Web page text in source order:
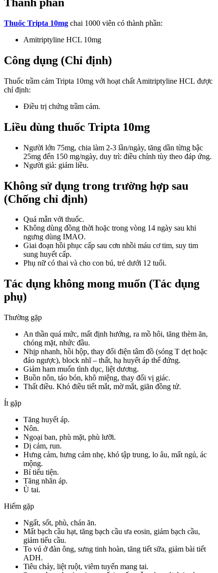
Thuốc Tripta 10mg chai 1000 viên có thành phần:
Amitriptyline HCL 10mg
Công dụng (Chỉ định)
Thuốc trầm cảm Tripta 10mg với hoạt chất Amitriptyline HCL được
chỉ định:
Điều trị chứng trầm cảm.
Liều dùng thuốc Tripta 10mg
Người lớn 75mg, chia làm 2-3 lần/ngày, tăng dần từng bậc
25mg đến 150 mg/ngày, duy trì: điều chỉnh tùy theo đáp ứng.
Người già: giảm liều.
Không sử dụng trong trường hợp sau
(Chống chỉ định)
Quá mẫn với thuốc.
Không dùng đồng thời hoặc trong vòng 14 ngày sau khi
ngưng dùng IMAO.
Giai đoạn hồi phục cấp sau cơn nhồi máu cơ tim, suy tim
sung huyết cấp.
Phụ nữ có thai và cho con bú, trẻ dưới 12 tuổi.
Tác dụng không mong muốn (Tác dụng
phụ)
Thường gặp
An thần quá mức, mất định hướng, ra mồ hôi, tăng thèm ăn,
chóng mặt, nhức đầu.
Nhịp nhanh, hồi hộp, thay đổi điện tâm đồ (sóng T dẹt hoặc
đảo ngược), block nhĩ – thất, hạ huyết áp thế đứng.
Giảm ham muốn tình dục, liệt dương.
Buồn nôn, táo bón, khô miệng, thay đổi vị giác.
Thất điều. Khó điều tiết mắt, mờ mắt, giãn đồng tử.
Ít gặp
Tăng huyết áp.
Nôn.
Ngoại ban, phù mặt, phù lưỡi.
Dị cảm, run.
Hưng cảm, hưng cảm nhẹ, khó tập trung, lo âu, mất ngủ, ác
mộng.
Bí tiểu tiện.
Tăng nhãn áp.
Ù tai.
Hiếm gặp
Ngất, sốt, phù, chán ăn.
Mất bạch cầu hạt, tăng bạch cầu ưa eosin, giảm bạch cầu,
giảm tiểu cầu.
To vú ở đàn ông, sưng tinh hoàn, tăng tiết sữa, giảm bài tiết
ADH.
Tiêu chảy, liệt ruột, viêm tuyến mang tai.